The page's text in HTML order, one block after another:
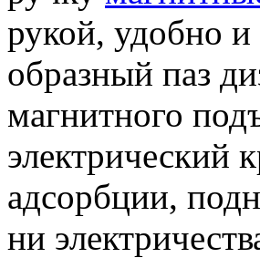
рукой, удобно
образный паз
магнитного
электрический
адсорбции,
ни